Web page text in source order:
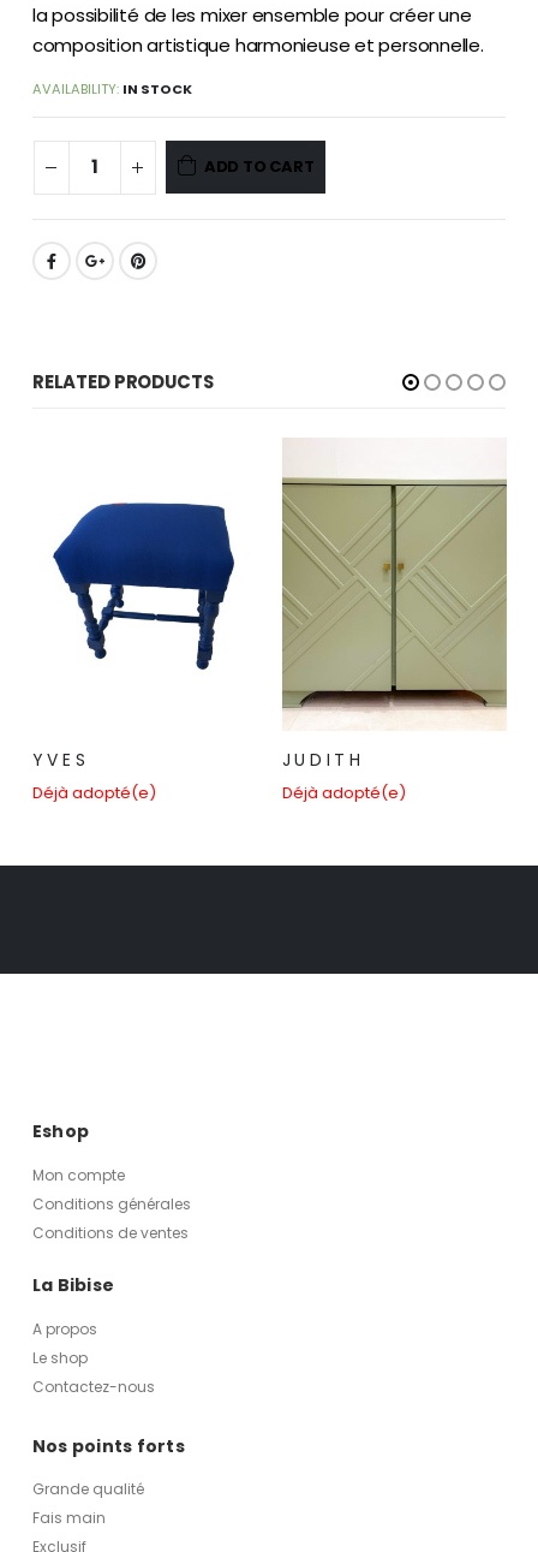
la possibilité de les mixer ensemble pour créer une
composition artistique harmonieuse et personnelle.
AVAILABILITY: IN STOCK
ADD TO CART
RELATED PRODUCTS
Y V E S
Déjà adopté(e)
J U D I T H
Déjà adopté(e)
Eshop
Mon compte
Conditions générales
Conditions de ventes
La Bibise
A propos
Le shop
Contactez-nous
Nos points forts
Grande qualité
Fais main
Exclusif